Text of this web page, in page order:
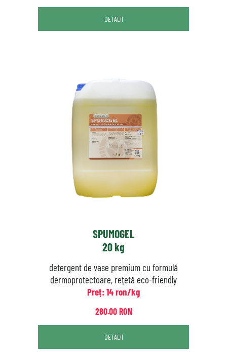
DETALII
SPUMOGEL
20 kg
detergent de vase premium cu formulă
dermoprotectoare, rețetă eco-friendly
Preț: 14 ron/kg
280.00 RON
DETALII